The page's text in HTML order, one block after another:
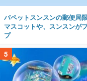
パペットスンスンの郵便局
マスコットや、スンスンが
プ
5